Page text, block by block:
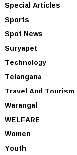
Special Articles
Sports
Spot News
Suryapet
Technology
Telangana
Travel And Tourism
Warangal
WELFARE
Women
Youth